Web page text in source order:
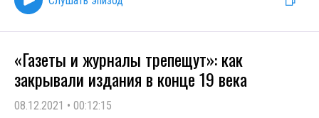
«Газеты и журналы трепещут»: как
закрывали издания в конце 19 века
08.12.2021 • 00:12:15